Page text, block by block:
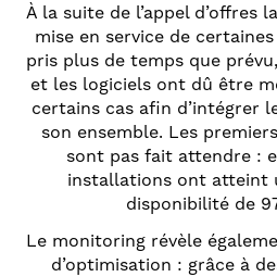
À la suite de l’appel d’offres
mise en service de
pris plus de temps que
et les logiciels ont dû être
certains cas afin d’intégrer
son ensemble. Les
sont pas fait attendre :
installations ont atteint
disponibilité de
Le monitoring révèle
d’optimisation : grâce à